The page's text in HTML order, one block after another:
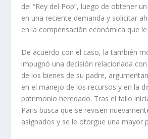
del “Rey del Pop”, luego de obtener
en una reciente demanda y solicitar
en la compensación económica que
De acuerdo con el caso, la también
impugnó una decisión relacionada
de los bienes de su padre,
en el manejo de los recursos y en la
patrimonio heredado. Tras el fallo
Paris busca que se revisen
asignados y se le otorgue una mayor